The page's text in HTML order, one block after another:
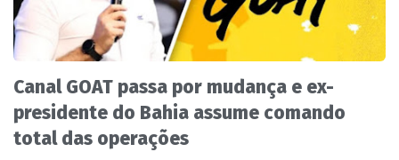
Canal GOAT passa por mudança e ex-
presidente do Bahia assume comando
total das operações